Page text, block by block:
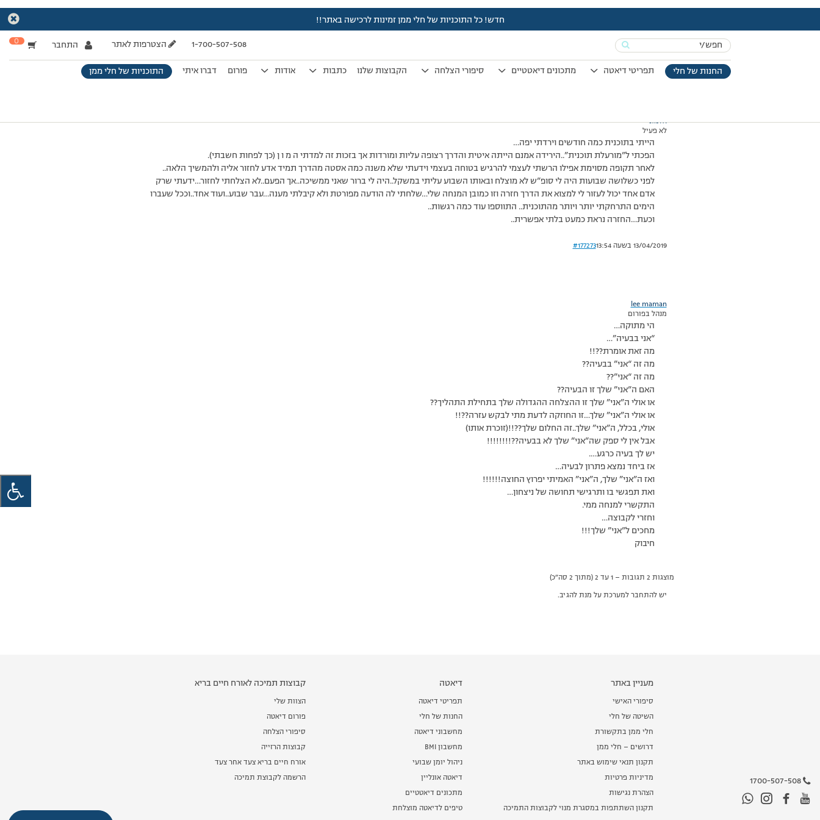
חדש! כל התוכניות של חלי ממן זמינות לרכישה באתר!!
Search
for:
1-700-507-508 הצטרפות לאתר התחבר 0
החנות של חלי תפריטי דיאטה מתכונים דיאטטיים סיפורי הצלחה הקבוצות שלנו כתבות אודות פורום דברו איתי התוכניות של חלי ממן
עמוד הבית>דיונים>פורום>אני בבעיה…..
מוצגות 2 תגובות – 1 עד 2 (מתוך 2 סה״כ)
21/03/2011 בשעה 9:52
#177272
אלמוני
לא פעיל
הייתי בתוכנית כמה חודשים וירדתי יפה…
הפכתי ל”מורעלת תוכנית”..הירידה אמנם הייתה איטית והדרך רצופה עליות ומורדות אך בזכות זה למדתי ה מ ו ן (כך לפחות חשבתי).
לאחר תקופה מסוימת אפילו הרשתי לעצמי להרגיש בטוחה בעצמי וידעתי שלא משנה כמה אסטה מהדרך תמיד אדע לחזור אליה ולהמשיך הלאה..
לפני כשלושה שבועות היה לי סופ”ש לא מוצלח ובאותו השבוע עליתי במשקל..היה לי ברור שאני ממשיכה..אך הפעם..לא הצלחתי לחזור…ידעתי שרק
אדם אחד יכול לעזור לי למצוא את הדרך חזרה וזו כמובן המנחה שלי…שלחתי לה הודעה מפורטת ולא קיבלתי מענה…עבר שבוע..ועוד אחד..וככל שעברו
הימים התרחקתי יותר ויותר מהתוכנית.. התווספו עוד כמה רגשות..
וכעת…החזרה נראת כמעט בלתי אפשרית..
13/04/2019 בשעה 13:54 #177273
lee maman
מנהל בפורום
הי מתוקה…
“אני בבעיה”…
מה זאת אומרת??!!
מה זה “אני” בבעיה??
מה זה “אני”??
האם ה”אני” שלך זו הבעיה??
או אולי ה”אני” שלך זו ההצלחה ההגדולה שלך בתחילת התהליך??
או אולי ה”אני” שלך…זו החוזקה לדעת מתי לבקש עזרה??!!
אולי, בכלל, ה”אני” שלך..זה החלום שלך??!!(זוכרת אותו)
אבל אין לי ספק שה”אני” שלך לא בבעיה??!!!!!!!!
יש לך בעיה כרגע….
אז ביחד נמצא פתרון לבעיה…
ואז ה”אני” שלך, ה”אני” האמיתי יפרוץ החוצה!!!!!!
ואת תפגשי בו ותרגישי תחושה של ניצחון…
התקשרי למנחה ממי.
וחזרי לקבוצה…
מחכים ל”אני” שלך!!!
חיבוק
מוצגות 2 תגובות – 1 עד 2 (מתוך 2 סה״כ)
יש להתחבר למערכת על מנת להגיב.
1700-507-508
מעניין באתר
סיפורי האישי
השיטה של חלי
חלי ממן בתקשורת
דרושים – חלי ממן
תקנון תנאי שימוש באתר
מדיניות פרטיות
הצהרת נגישות
תקנון השתתפות במסגרת מנוי לקבוצות התמיכה
דיאטה
תפריטי דיאטה
החנות של חלי
מחשבוני דיאטה
מחשבון BMI
ניהול יומן שבועי
דיאטה אונליין
מתכונים דיאטטיים
טיפים לדיאטה מוצלחת
קבוצות תמיכה לאורח חיים בריא
הצוות שלי
פורום דיאטה
סיפורי הצלחה
קבוצות הרזייה
אורח חיים בריא צעד אחר צעד
הרשמה לקבוצת תמיכה